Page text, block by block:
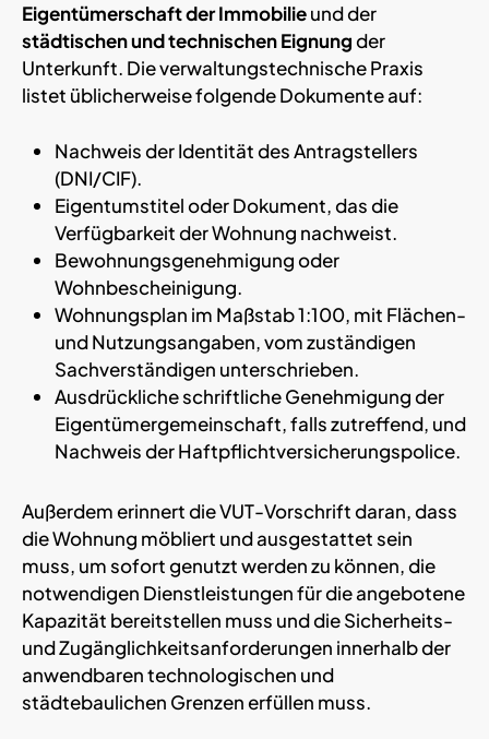
Eigentümerschaft der Immobilieund der
städtischen und technischen Eignungder
Unterkunft. Die verwaltungstechnische Praxis
listet üblicherweise folgende Dokumente auf:
Nachweis der Identität des Antragstellers
(DNI/CIF).
Eigentumstitel oder Dokument, das die
Verfügbarkeit der Wohnung nachweist.
Bewohnungsgenehmigung oder
Wohnbescheinigung.
Wohnungsplan im Maßstab 1:100, mit Flächen-
und Nutzungsangaben, vom zuständigen
Sachverständigen unterschrieben.
Ausdrückliche schriftliche Genehmigung der
Eigentümergemeinschaft, falls zutreffend, und
Nachweis der Haftpflichtversicherungspolice.
Außerdem erinnert die VUT-Vorschrift daran, dass
die Wohnung möbliert und ausgestattet sein
muss, um sofort genutzt werden zu können, die
notwendigen Dienstleistungen für die angebotene
Kapazität bereitstellen muss und die Sicherheits-
und Zugänglichkeitsanforderungen innerhalb der
anwendbaren technologischen und
städtebaulichen Grenzen erfüllen muss.